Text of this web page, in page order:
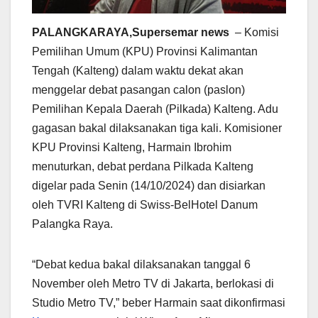
PALANGKARAYA,Supersemar news – Komisi
Pemilihan Umum (KPU) Provinsi Kalimantan
Tengah (Kalteng) dalam waktu dekat akan
menggelar debat pasangan calon (paslon)
Pemilihan Kepala Daerah (Pilkada) Kalteng. Adu
gagasan bakal dilaksanakan tiga kali. Komisioner
KPU Provinsi Kalteng, Harmain Ibrohim
menuturkan, debat perdana Pilkada Kalteng
digelar pada Senin (14/10/2024) dan disiarkan
oleh TVRI Kalteng di Swiss-BelHotel Danum
Palangka Raya.
“Debat kedua bakal dilaksanakan tanggal 6
November oleh Metro TV di Jakarta, berlokasi di
Studio Metro TV,” beber Harmain saat dikonfirmasi